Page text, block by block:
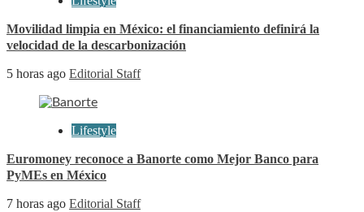
Movilidad limpia en México: el financiamiento definirá la
velocidad de la descarbonización
5 horas ago Editorial Staff
Lifestyle
Euromoney reconoce a Banorte como Mejor Banco para
PyMEs en México
7 horas ago Editorial Staff